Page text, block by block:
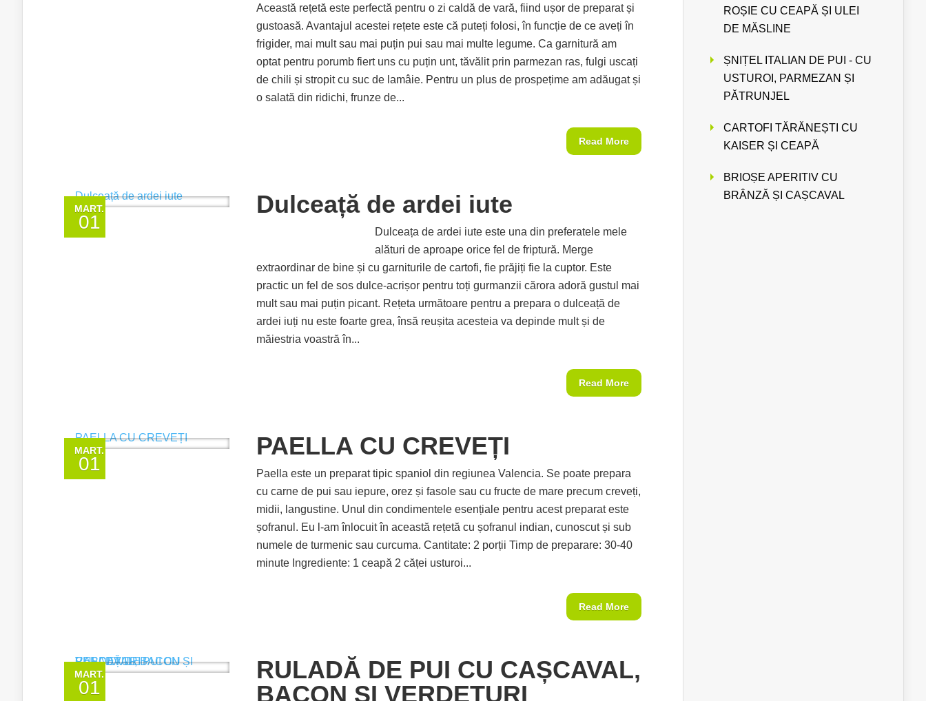
Această rețetă este perfectă pentru o zi caldă de vară, fiind ușor de preparat și
gustoasă. Avantajul acestei rețete este că puteți folosi, în funcție de ce aveți în
frigider, mai mult sau mai puțin pui sau mai multe legume. Ca garnitură am
optat pentru porumb fiert uns cu puțin unt, tăvălit prin parmezan ras, fulgi uscați
de chili și stropit cu suc de lamâie. Pentru un plus de prospețime am adăugat și
o salată din ridichi, frunze de...
Read More
MART.
01
Dulceață de ardei iute
Dulceața de ardei iute este una din preferatele mele
alături de aproape orice fel de friptură. Merge
extraordinar de bine și cu garniturile de cartofi, fie prăjiți fie la cuptor. Este
practic un fel de sos dulce-acrișor pentru toți gurmanzii cărora adoră gustul mai
mult sau mai puțin picant. Rețeta următoare pentru a prepara o dulceață de
ardei iuți nu este foarte grea, însă reușita acesteia va depinde mult și de
măiestria voastră în...
Read More
MART.
01
PAELLA CU CREVEȚI
Paella este un preparat tipic spaniol din regiunea Valencia. Se poate prepara
cu carne de pui sau iepure, orez și fasole sau cu fructe de mare precum creveți,
midii, langustine. Unul din condimentele esențiale pentru acest preparat este
șofranul. Eu l-am înlocuit în această rețetă cu șofranul indian, cunoscut și sub
numele de turmenic sau curcuma. Cantitate: 2 porții Timp de preparare: 30-40
minute Ingrediente: 1 ceapă 2 căței usturoi...
Read More
MART.
01
RULADĂ DE PUI CU CAȘCAVAL,
BACON ȘI VERDEȚURI
ROȘIE CU CEAPĂ ȘI ULEI
DE MĂSLINE
ȘNIȚEL ITALIAN DE PUI - CU
USTUROI, PARMEZAN ȘI
PĂTRUNJEL
CARTOFI TĂRĂNEȘTI CU
KAISER ȘI CEAPĂ
BRIOȘE APERITIV CU
BRÂNZĂ ȘI CAȘCAVAL